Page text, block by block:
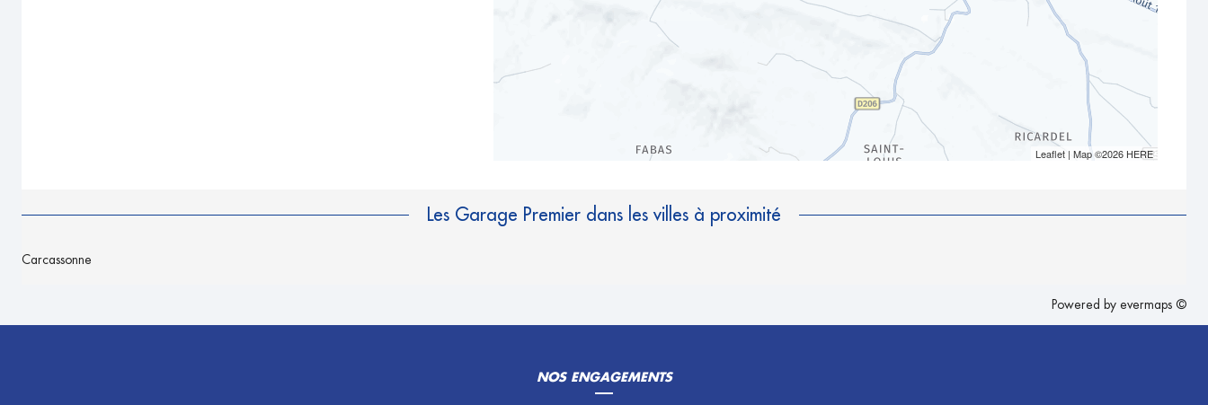
Leaflet| Map ©2026 HERE
Les Garage Premier dans les villes à proximité
Carcassonne
Powered by evermaps ©
NOS ENGAGEMENTS